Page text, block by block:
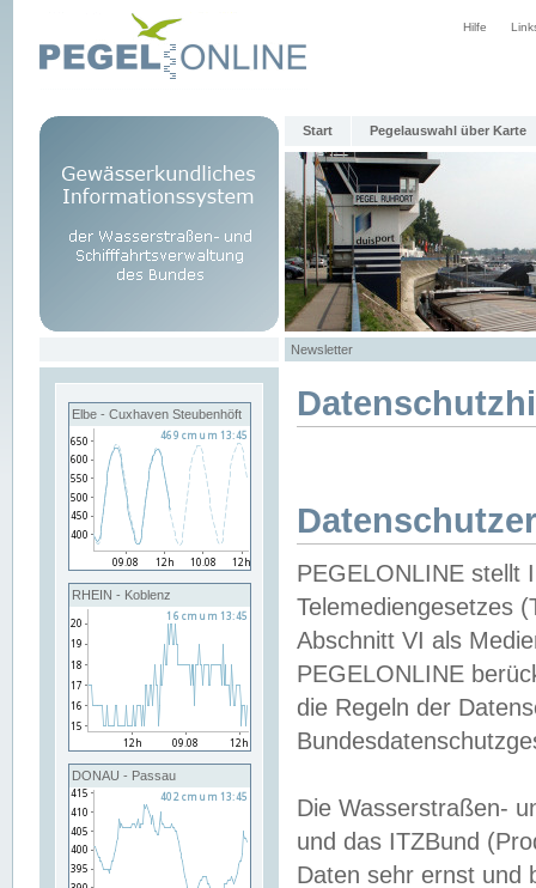
Hilfe
Start Pegelauswahl über Karte
Newsletter
Elbe - Cuxhaven Steubenhöft
RHEIN - Koblenz
DONAU - Passau
PEGELONLINE stellt
Telemediengesetzes
Abschnitt VI als
PEGELONLINE
die Regeln der
Die Wasserstraßen-
und das ITZBund
Daten sehr ernst und